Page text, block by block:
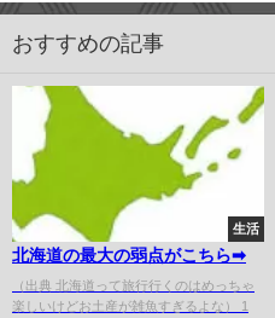
おすすめの記事
生活
北海道の最大の弱点がこちら➡︎
（出典 北海道って旅行行くのはめっちゃ
楽しいけどお土産が雑魚すぎるよな） 1